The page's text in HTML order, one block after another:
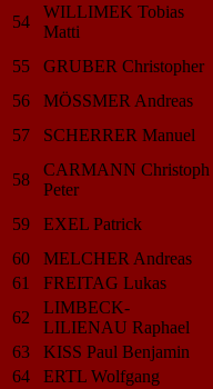
54
WILLIMEK Tobias
Matti
55 GRUBER Christopher
56
MÖSSMER Andreas
57
SCHERRER Manuel
58
CARMANN Christoph
Peter
59 EXEL Patrick
60
MELCHER Andreas
61
FREITAG Lukas
62
LIMBECK-
LILIENAU Raphael
63
KISS Paul Benjamin
64
ERTL Wolfgang